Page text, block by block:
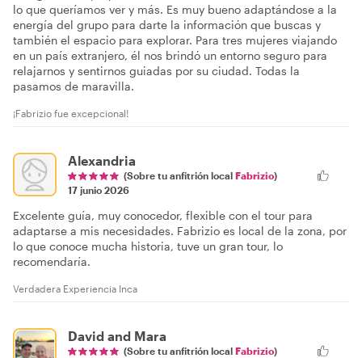
lo que queríamos ver y más. Es muy bueno adaptándose a la
energía del grupo para darte la información que buscas y
también el espacio para explorar. Para tres mujeres viajando
en un país extranjero, él nos brindó un entorno seguro para
relajarnos y sentirnos guiadas por su ciudad. Todas la
pasamos de maravilla.
¡Fabrizio fue excepcional!
Alexandria
(Sobre tu anfitrión local Fabrizio)
17 junio 2026
Excelente guía, muy conocedor, flexible con el tour para
adaptarse a mis necesidades. Fabrizio es local de la zona, por
lo que conoce mucha historia, tuve un gran tour, lo
recomendaría.
Verdadera Experiencia Inca
David and Mara
(Sobre tu anfitrión local Fabrizio)